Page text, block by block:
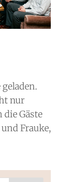
nur
Gäste
Frauke,